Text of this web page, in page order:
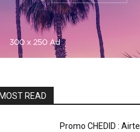
READ
Promo CHEDID : Airtel